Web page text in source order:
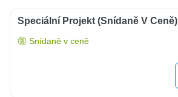
Speciální Projekt (snídaně V Ceně)
Snídaně v ceně